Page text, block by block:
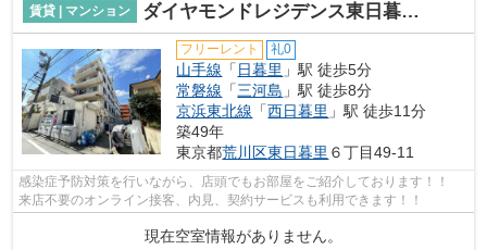
賃貸 | マンション ダイヤモンドレジデンス東日暮里第二
フリーレント 礼0
山手線 「 日暮里 」駅 徒歩5分
常磐線 「三河島 」駅 徒歩8分
京浜東北線 「西日暮里 」駅 徒歩11分
築49年
東京都荒川区東日暮里 ６丁目49-11
感染症予防対策を行いながら、店頭でもお部屋をご紹介しております！！
来店不要のオンライン接客、内見、契約サービスも利用できます！！
現在空室情報がありません。